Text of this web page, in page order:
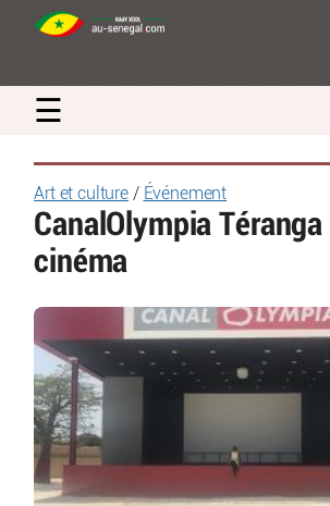
☰
Art et culture / Événement
CanalOlympia
cinéma